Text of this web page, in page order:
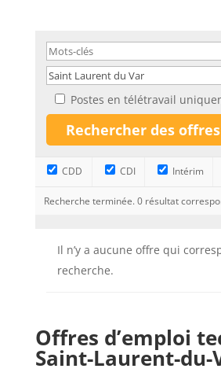
Postes en télétravail
CDD CDI Intérim
Recherche terminée. 0 résultat
Il n’y a aucune offre qui
recherche.
Offres d’emploi
Saint-Laurent-du-